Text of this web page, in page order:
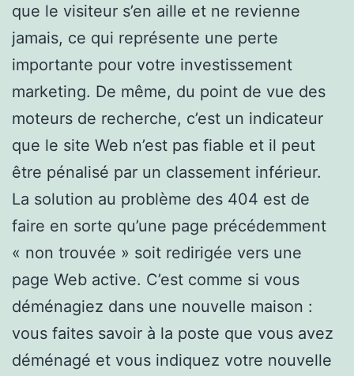
que le visiteur s’en aille et ne revienne
jamais, ce qui représente une perte
importante pour votre investissement
marketing. De même, du point de vue des
moteurs de recherche, c’est un indicateur
que le site Web n’est pas fiable et il peut
être pénalisé par un classement inférieur.
La solution au problème des 404 est de
faire en sorte qu’une page précédemment
« non trouvée » soit redirigée vers une
page Web active. C’est comme si vous
déménagiez dans une nouvelle maison :
vous faites savoir à la poste que vous avez
déménagé et vous indiquez votre nouvelle